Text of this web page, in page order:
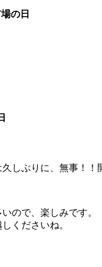
の日
しぶりに、無事！
ので、楽しみです。
くださいね。